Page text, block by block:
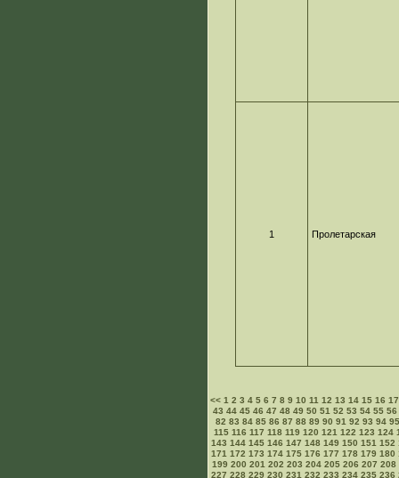
1 Пролетарская
<<1 2 3 4 5 6 7 8 9 10 11 12 13 14 15 16 17
43 44 45 46 47 48 49 50 51 52 53 54 55 56
82 83 84 85 86 87 88 89 90 91 92 93 94 95
115 116 117 118 119 120 121 122 123 124
143 144 145 146 147 148 149 150 151 152
171 172 173 174 175 176 177 178 179 180
199 200 201 202 203 204 205 206 207 208
227 228 229 230 231 232 233 234 235 236